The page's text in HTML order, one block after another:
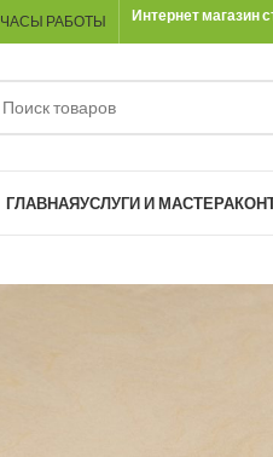
ЧАСЫ РАБОТЫ Интернет магазин
ГЛАВНАЯУСЛУГИ И МАСТЕРА